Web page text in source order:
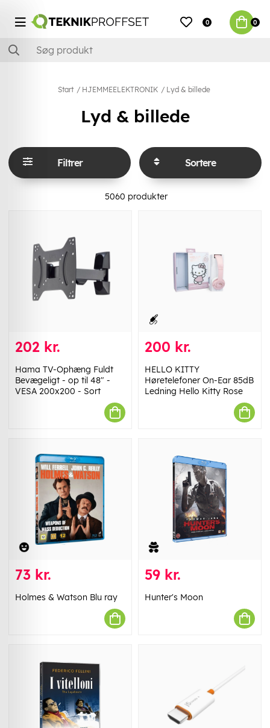
0 0
Start HJEMMEELEKTRONIK Lyd & billede
Lyd & billede
Filtrer Sortere
5060 produkter
202 kr.
Hama TV-Ophæng Fuldt
Bevægeligt - op til 48" -
VESA 200x200 - Sort
200 kr.
HELLO KITTY
Høretelefoner On-Ear 85dB
Ledning Hello Kitty Rose
73 kr.
Holmes & Watson Blu ray
59 kr.
Hunter's Moon